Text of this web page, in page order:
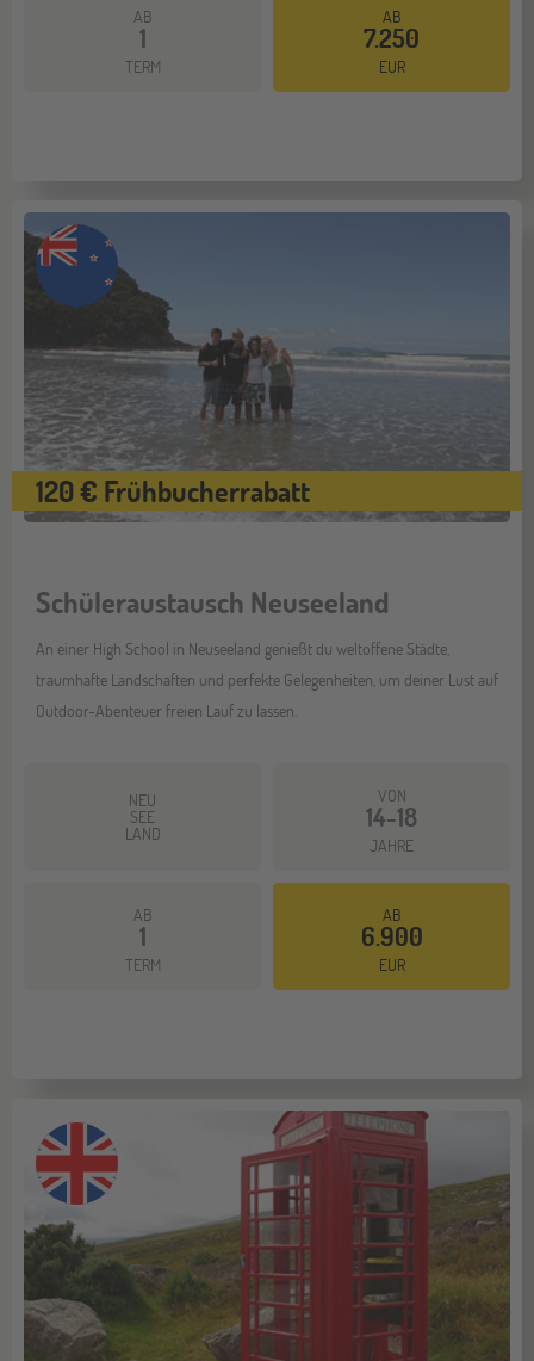
AB
1
TERM
AB
7.250
EUR
120 € Frühbucherrabatt
Schüleraustausch Neuseeland
An einer High School in Neuseeland genießt du weltoffene Städte,
traumhafte Landschaften und perfekte Gelegenheiten, um deiner Lust auf
Outdoor-Abenteuer freien Lauf zu lassen.
NEU
SEE
LAND
VON
14-18
JAHRE
AB
1
TERM
AB
6.900
EUR